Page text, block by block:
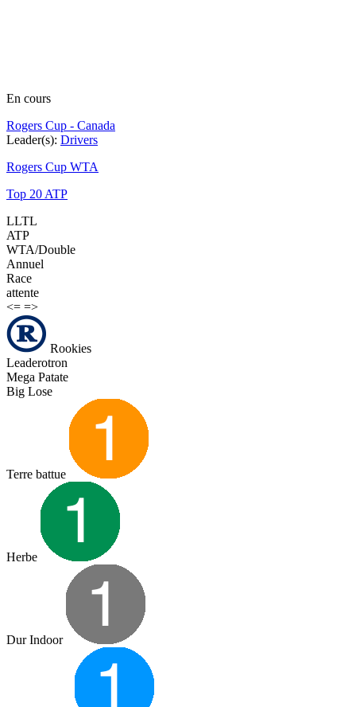
En cours
Rogers Cup - Canada
Leader(s): Drivers
Rogers Cup WTA
Top 20 ATP
LLTL
ATP
WTA/Double
Annuel
Race
attente
<= =>
Rookies
Leaderotron
Mega Patate
Big Lose
Terre battue
Herbe
Dur Indoor